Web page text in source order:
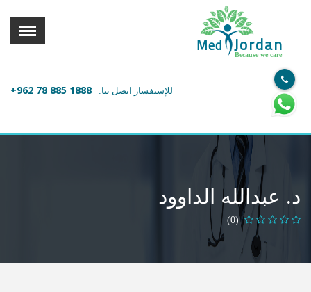
X
معلومات المستخدم
الرئيسة
Med Jordan
Because we care
للإستفسار اتصل بنا: +962 78 885 1888
د. عبدالله الداوود
(0)